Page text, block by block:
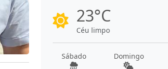
23°C
Céu limpo
Sábado Domingo